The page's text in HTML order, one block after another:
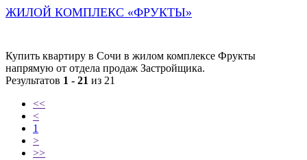
ЖИЛОЙ КОМПЛЕКС «ФРУКТЫ»
Купить квартиру в Сочи в жилом комплексе Фрукты
напрямую от отдела продаж Застройщика.
Результатов 1 - 21 из 21
<<
<
1
>
>>